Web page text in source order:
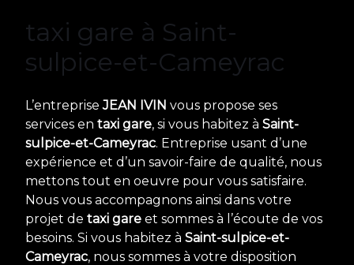
taxi gare à Saint-
sulpice-et-Cameyrac
L’entrepriseJEAN IVIN vous propose ses
services en taxi gare, si vous habitez à Saint-
sulpice-et-Cameyrac. Entreprise usant d’une
expérience et d’un savoir-faire de qualité, nous
mettons tout en oeuvre pour vous satisfaire.
Nous vous accompagnons ainsi dans votre
projet de taxi gare et sommes à l’écoute de vos
besoins. Si vous habitez à Saint-sulpice-et-
Cameyrac, nous sommes à votre disposition